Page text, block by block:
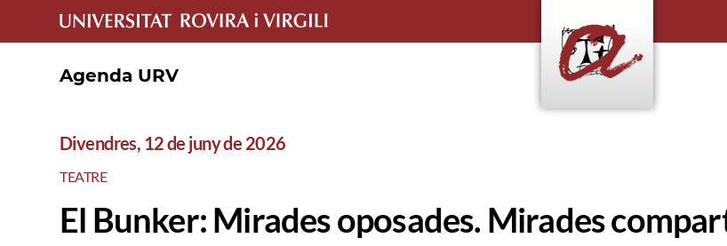
Agenda URV
Divendres, 12 de juny de 2026
TEATRE
El Bunker: Mirades oposades. Mirades